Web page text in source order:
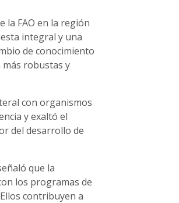
la FAO en la región
integral y una
de conocimiento
robustas y
con organismos
y exaltó el
del desarrollo de
que la
los programas de
contribuyen a